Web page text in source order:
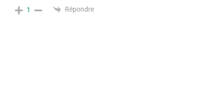
1 Répondre